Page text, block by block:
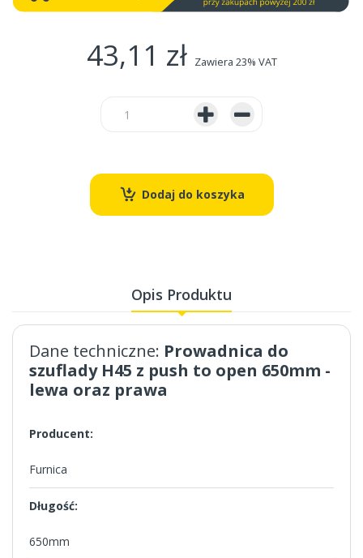
43,11 zł Zawiera 23% VAT
Dodaj do koszyka
Opis Produktu
Dane techniczne: Prowadnica do
szuflady H45 z push to open 650mm -
lewa oraz prawa
Producent:
Furnica
Długość:
650mm